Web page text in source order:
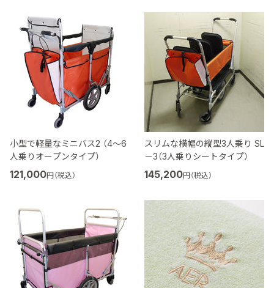
小型で軽量なミニバス2 （4～6
人乗りオープンタイプ）
121,000円（税込）
スリムな横幅の縦型3人乗り SL
－3（3人乗りシートタイプ）
145,200円（税込）